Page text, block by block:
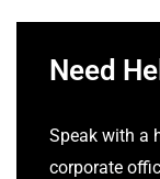
Need
Speak with a
corporate